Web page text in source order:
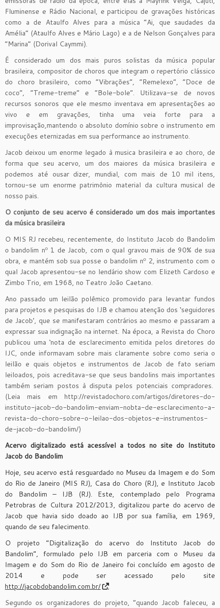
Fluminense e Rádio Nacional, e participou de gravações históricas
como a de Ataulfo Alves para a música “Ai, que saudades da
Amélia” (Ataulfo Alves e Mário Lago) e a de Nelson Gonçalves para
“Marina” (Dorival Caymmi).
É considerado um dos mais puros solistas da música popular
brasileira, compositor de choros que integram o repertório clássico
do choro brasileiro, como “Vibrações”, “Remelexo”, “Doce de
coco”, “Treme-treme” e “Bole-bole”. Utilizava-se de novos
recursos sonoros que ele mesmo inventava em apresentações ao
vivo e em gravações, tinha uma veia forte para a
improvisação,mantendo o absoluto domínio sobre o instrumento em
execuções eternizadas em sua performance ao instrumento.
Jacob deixou um enorme legado à musica brasileira e ao choro, de
forma que seu acervo, um dos maiores da música brasileira e
podemos até ousar dizer, mundial, com mais de 10 mil itens,
tornou-se um enorme patrimônio material da cultura musical de
nosso pais.
O conjunto de seu acervo é considerado um dos mais importantes
da música brasileira
O MIS RJ recebeu, recentemente, do Instituto Jacob do Bandolim
o bandolim nº 1 de Jacob, com o qual gravou mais de 90% de sua
obra, e mantém sob sua posse o bandolim nº 2, instrumento com o
qual Jacob apresentou-se no lendário show com Elizeth Cardoso e
Zimbo Trio, em 1968, no Teatro João Caetano.
Ano passado um leilão polêmico promovido para levantar fundos
para projetos e pesquisas do IJB e chamou atenção dos ‘seguidores
de Jacob’, que se manifestaram contrários ao mesmo e passaram a
expressar sua indignação na internet. Na época, a Revista do Choro
publicou uma ‘nota de esclarecimento emitida pelos diretores do
IJC, onde informavam sobre mais claramente sobre como seria o
leilão e quais objetos e instrumentos de Jacob de fato seriam
leiloados, pois acreditava-se que seus bandolins mais importantes
também seriam postos à disputa pelos potenciais compradores.
(Leia mais em http://revistadochoro.com/artigos/diretores-do-
instituto-jacob-do-bandolim-enviam-nobta-de-esclarecimento-a-
revista-do-choro-sobre-o-leilao-dos-objetos-e-instrumentos-
de-jacob-do-bandolim/)
Acervo digitalizado está acessível a todos no site do Instituto
Jacob do Bandolim
Hoje, seu acervo está resguardado no Museu da Imagem e do Som
do Rio de Janeiro (MIS RJ), Casa do Choro (RJ), e Instituto Jacob
do Bandolim – IJB (RJ). Este, contemplado pelo Programa
Petrobras de Cultura 2012/2013, digitalizou parte do acervo de
Jacob que havia sido doado ao IJB por sua família, em 1969,
quando de seu falecimento.
O projeto “Digitalização do acervo do Instituto Jacob do
Bandolim”, formulado pelo IJB em parceria com o Museu da
Imagem e do Som do Rio de Janeiro foi concluído em agosto de
2014 e pode ser acessado pelo site
http://jacobdobandolim.com.br/
.
Segundo os organizadores do projeto, “quando Jacob faleceu, a